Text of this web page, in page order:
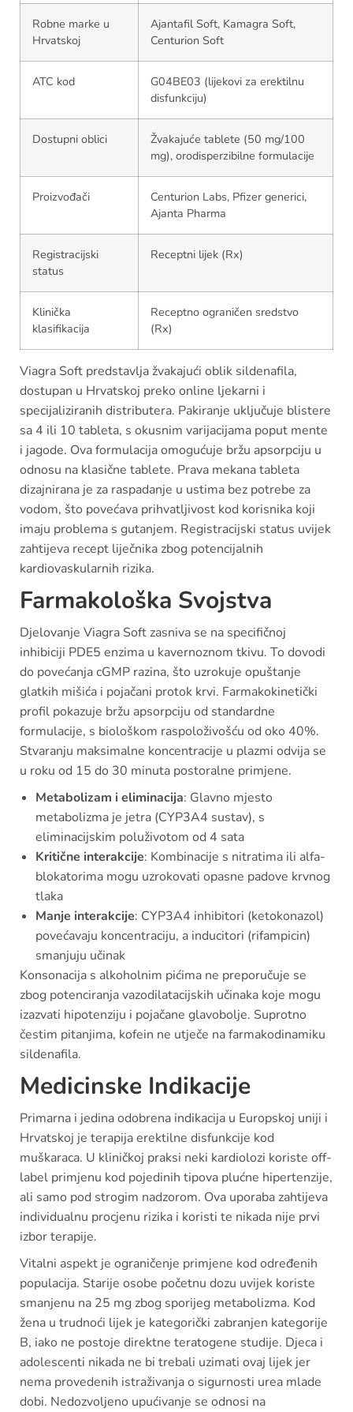
Robne marke u
Hrvatskoj
Ajantafil Soft, Kamagra Soft,
Centurion Soft
ATC kod
G04BE03 (lijekovi za erektilnu
disfunkciju)
Dostupni oblici
Žvakajuće tablete (50 mg/100
mg), orodisperzibilne formulacije
Proizvođači
Centurion Labs, Pfizer generici,
Ajanta Pharma
Registracijski
status
Receptni lijek (Rx)
Klinička
klasifikacija
Receptno ograničen sredstvo
(Rx)
Viagra Soft predstavlja žvakajući oblik sildenafila,
dostupan u Hrvatskoj preko online ljekarni i
specijaliziranih distributera. Pakiranje uključuje blistere
sa 4 ili 10 tableta, s okusnim varijacijama poput mente
i jagode. Ova formulacija omogućuje bržu apsorpciju u
odnosu na klasične tablete. Prava mekana tableta
dizajnirana je za raspadanje u ustima bez potrebe za
vodom, što povećava prihvatljivost kod korisnika koji
imaju problema s gutanjem. Registracijski status uvijek
zahtijeva recept liječnika zbog potencijalnih
kardiovaskularnih rizika.
Farmakološka Svojstva
Djelovanje Viagra Soft zasniva se na specifičnoj
inhibiciji PDE5 enzima u kavernoznom tkivu. To dovodi
do povećanja cGMP razina, što uzrokuje opuštanje
glatkih mišića i pojačani protok krvi. Farmakokinetički
profil pokazuje bržu apsorpciju od standardne
formulacije, s biološkom raspoloživošću od oko 40%.
Stvaranju maksimalne koncentracije u plazmi odvija se
u roku od 15 do 30 minuta postoralne primjene.
Metabolizam i eliminacija: Glavno mjesto
metabolizma je jetra (CYP3A4 sustav), s
eliminacijskim poluživotom od 4 sata
Kritične interakcije: Kombinacije s nitratima ili alfa-
blokatorima mogu uzrokovati opasne padove krvnog
tlaka
Manje interakcije: CYP3A4 inhibitori (ketokonazol)
povećavaju koncentraciju, a inducitori (rifampicin)
smanjuju učinak
Konsonacija s alkoholnim pićima ne preporučuje se
zbog potenciranja vazodilatacijskih učinaka koje mogu
izazvati hipotenziju i pojačane glavobolje. Suprotno
čestim pitanjima, kofein ne utječe na farmakodinamiku
sildenafila.
Medicinske Indikacije
Primarna i jedina odobrena indikacija u Europskoj uniji i
Hrvatskoj je terapija erektilne disfunkcije kod
muškaraca. U kliničkoj praksi neki kardiolozi koriste off-
label primjenu kod pojedinih tipova plućne hipertenzije,
ali samo pod strogim nadzorom. Ova uporaba zahtijeva
individualnu procjenu rizika i koristi te nikada nije prvi
izbor terapije.
Vitalni aspekt je ograničenje primjene kod određenih
populacija. Starije osobe početnu dozu uvijek koriste
smanjenu na 25 mg zbog sporijeg metabolizma. Kod
žena u trudnoći lijek je kategorički zabranjen kategorije
B, iako ne postoje direktne teratogene studije. Djeca i
adolescenti nikada ne bi trebali uzimati ovaj lijek jer
nema provedenih istraživanja o sigurnosti urea mlade
dobi. Nedozvoljeno upućivanje se odnosi na